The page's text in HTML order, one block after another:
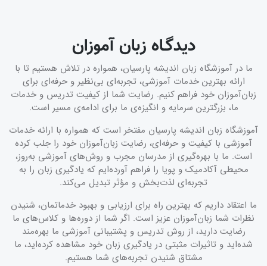
دیدگـاه زبان آموزان
ما در آموزشگاه زبان اندیشه پارسیان، همواره در تلاش هستیم تا با
ارائه بهترین خدمات آموزشی، تجربه‌ای بی‌نظیر و حرفه‌ای برای
زبان‌آموزان خود فراهم کنیم. رضایت شما از کیفیت تدریس و خدمات
ما، بزرگترین سرمایه و انگیزه‌ی ما برای ادامه‌ی مسیر است.
آموزشگاه زبان اندیشه پارسیان مفتخر است که همواره با ارائه خدمات
آموزشی با کیفیت و حرفه‌ای، رضایت زبان‌آموزان خود را جلب کرده
است. ما با بهره‌گیری از مدرسان مجرب و روش‌های آموزشی به‌روز،
محیطی آکادمیک و پویا را فراهم آورده‌ایم که یادگیری زبان را به
تجربه‌ای لذت‌بخش و مؤثر تبدیل می‌کند.
ما اعتقاد داریم که بهترین راه برای ارزیابی و بهبود خدماتمان، شنیدن
نظرات شما زبان‌آموزان عزیز است. اگر شما از دوره‌ها و کلاس‌های ما
رضایت دارید، از روش تدریس و پشتیبانی آموزشی ما بهره‌مند
شده‌اید و تاثیرات مثبتی در یادگیری زبان خود مشاهده کرده‌اید، ما
مشتاق شنیدن تجربه‌های شما هستیم.